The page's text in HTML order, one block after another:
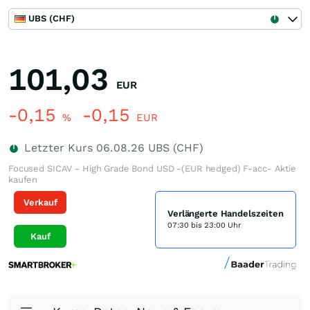
UBS (CHF)
101,03 EUR
-0,15 % -0,15 EUR
Letzter Kurs 06.08.26 UBS (CHF)
Focused SICAV - High Grade Bond USD -(EUR hedged) F-acc- Aktie
kaufen
Verkauf
Kauf
Verlängerte Handelszeiten
07:30 bis 23:00 Uhr